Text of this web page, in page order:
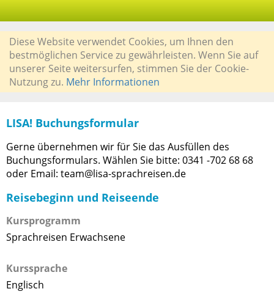
Diese Website verwendet Cookies, um Ihnen den
bestmöglichen Service zu gewährleisten. Wenn Sie auf
unserer Seite weitersurfen, stimmen Sie der Cookie-
Nutzung zu. Mehr Informationen
LISA! Buchungsformular
Gerne übernehmen wir für Sie das Ausfüllen des
Buchungsformulars. Wählen Sie bitte: 0341 -702 68 68
oder Email: team@lisa-sprachreisen.de
Reisebeginn und Reiseende
Kursprogramm
Sprachreisen Erwachsene
Kurssprache
Englisch